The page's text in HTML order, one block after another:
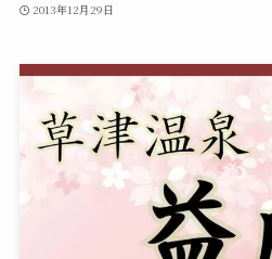
2013年12月29日